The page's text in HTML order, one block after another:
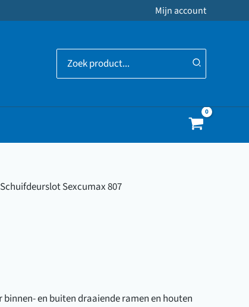
Mijn account
Zoeken
naar:
Sexcumax 807
en buiten draaiende ramen en houten